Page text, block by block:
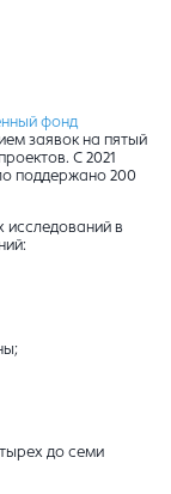
фонд
заявок на пятый
С 2021
поддержано 200
исследований в
до семи